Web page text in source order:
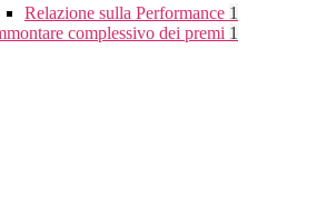
Relazione sulla Performance 1
complessivo dei premi 1